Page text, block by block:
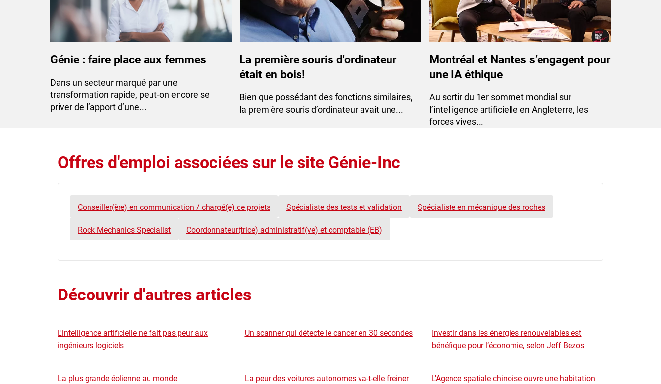
Génie : faire place aux femmes
Dans un secteur marqué par une
transformation rapide, peut-on encore se
priver de l’apport d’une...
La première souris d'ordinateur
était en bois!
Bien que possédant des fonctions similaires,
la première souris d’ordinateur avait une...
Montréal et Nantes s’engagent pour
une IA éthique
​Au sortir du 1er sommet mondial sur
l’intelligence artificielle en Angleterre, les
forces vives...
Offres d'emploi associées sur le site Génie-Inc
Conseiller(ère) en communication / chargé(e) de projets Spécialiste des tests et validation Spécialiste en mécanique des roches
Rock Mechanics Specialist Coordonnateur(trice) administratif(ve) et comptable (EB)
Découvrir d'autres articles
L'intelligence artificielle ne fait pas peur aux
ingénieurs logiciels
Un scanner qui détecte le cancer en 30 secondes
Investir dans les énergies renouvelables est
bénéfique pour l’économie, selon Jeff Bezos
La plus grande éolienne au monde !
La peur des voitures autonomes va-t-elle freiner
L'Agence spatiale chinoise ouvre une habitation